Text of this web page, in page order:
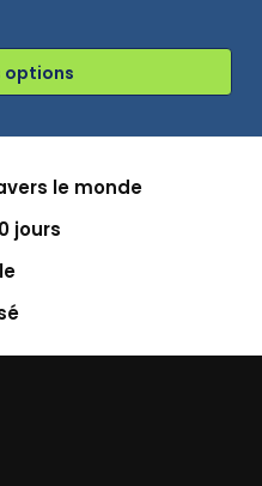
options
le monde
jours